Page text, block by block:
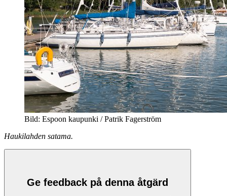
Bild: Espoon kaupunki / Patrik Fagerström
Haukilahden satama.
Ge feedback på denna åtgärd